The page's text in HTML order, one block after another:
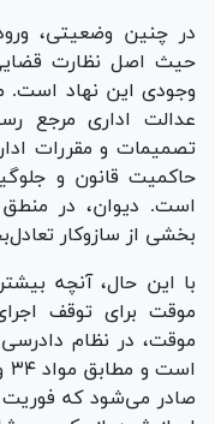
در چنین وضعیتی،
حیث اصل نظارت
عدالت اداری مرجع
تصمیمات و مقررات
حاکمیت قانون و
است. دیوان، در
بخشی از سازوکار
با این حال، آنچه
موقت برای توقف
موقت، در نظام
صادر می‌شود که فوریت